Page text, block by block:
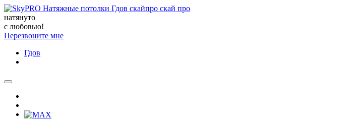
натянуто
с любовью!
Перезвоните мне
Гдов